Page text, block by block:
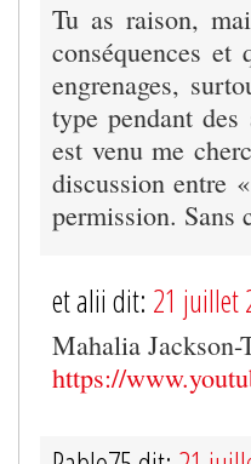
Tu as raison,
conséquences
engrenages,
type pendant
est venu me
discussion entre
permission. Sans
et alii dit: 21 juillet
Mahalia
https://